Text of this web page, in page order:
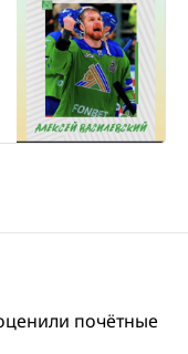
почётные